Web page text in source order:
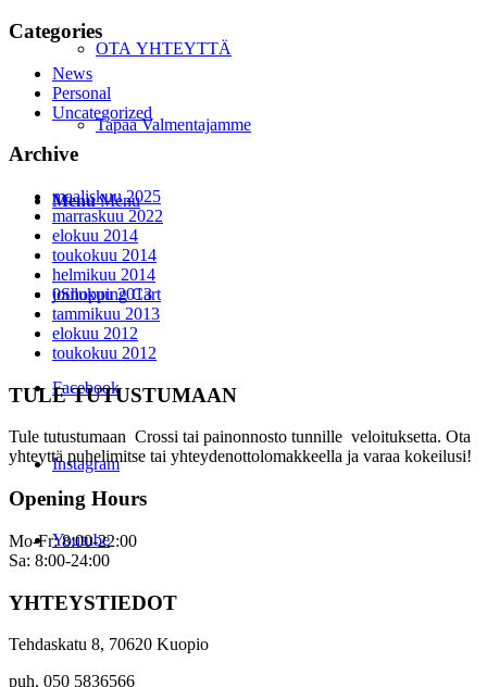
OTA YHTEYTTÄ
Tapaa Valmentajamme
Menu Menu
0Shopping Cart
Facebook
Instagram
Youtube
Categories
News
Personal
Uncategorized
Archive
maaliskuu 2025
marraskuu 2022
elokuu 2014
toukokuu 2014
helmikuu 2014
joulukuu 2013
tammikuu 2013
elokuu 2012
toukokuu 2012
TULE TUTUSTUMAAN
Tule tutustumaan Crossi tai painonnosto tunnille veloituksetta. Ota
yhteyttä puhelimitse tai yhteydenottolomakkeella ja varaa kokeilusi!
Opening Hours
Mo-Fr: 8:00-22:00
Sa: 8:00-24:00
YHTEYSTIEDOT
Tehdaskatu 8, 70620 Kuopio
puh. 050 5836566